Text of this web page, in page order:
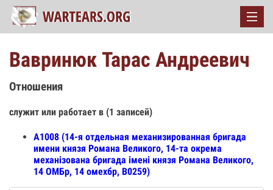
Вавринюк Тарас Андреевич
Отношения
служит или работает в (1 записей)
А1008 (14-я отдельная механизированная бригада
имени князя Романа Великого, 14-та окрема
механізована бригада імені князя Романа Великого,
14 ОМБр, 14 омехбр, В0259)